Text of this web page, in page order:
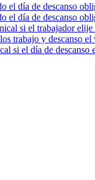
el día de descanso
el día de descanso
si el trabajador
trabajo y descanso el
si el día de descanso